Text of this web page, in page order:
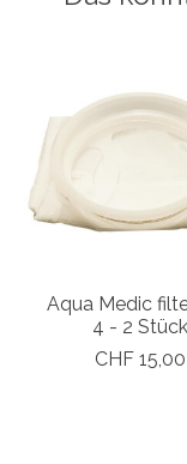
Produkt-
Aqua Medic
4 - 2 Stück
CHF 15,00